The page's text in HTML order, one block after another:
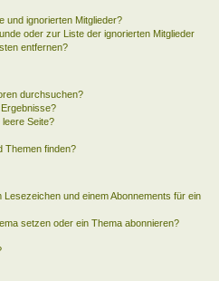
und ignorierten Mitglieder?
oder zur Liste der ignorierten Mitglieder
entfernen?
durchsuchen?
Seite?
Themen finden?
und einem Abonnements für ein
setzen oder ein Thema abonnieren?